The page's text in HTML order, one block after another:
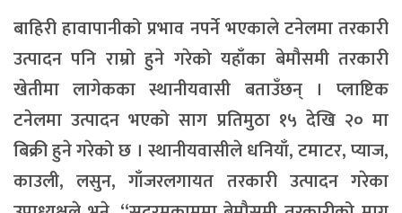
बाहिरी हावापानीको प्रभाव नपर्ने भएकाले टनेलमा तरकारी
उत्पादन पनि राम्रो हुने गरेको यहाँका बेमौसमी तरकारी
खेतीमा लागेकका स्थानीयवासी बताउँछन् । प्लाष्टिक
टनेलमा उत्पादन भएको साग प्रतिमुठा १५ देखि २० मा
बिक्री हुने गरेको छ । स्थानीयवासीले धनियाँ, टमाटर, प्याज,
काउली, लसुन, गाँजरलगायत तरकारी उत्पादन गरेका